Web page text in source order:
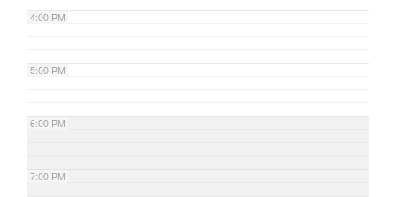
4:00 PM
5:00 PM
6:00 PM
7:00 PM